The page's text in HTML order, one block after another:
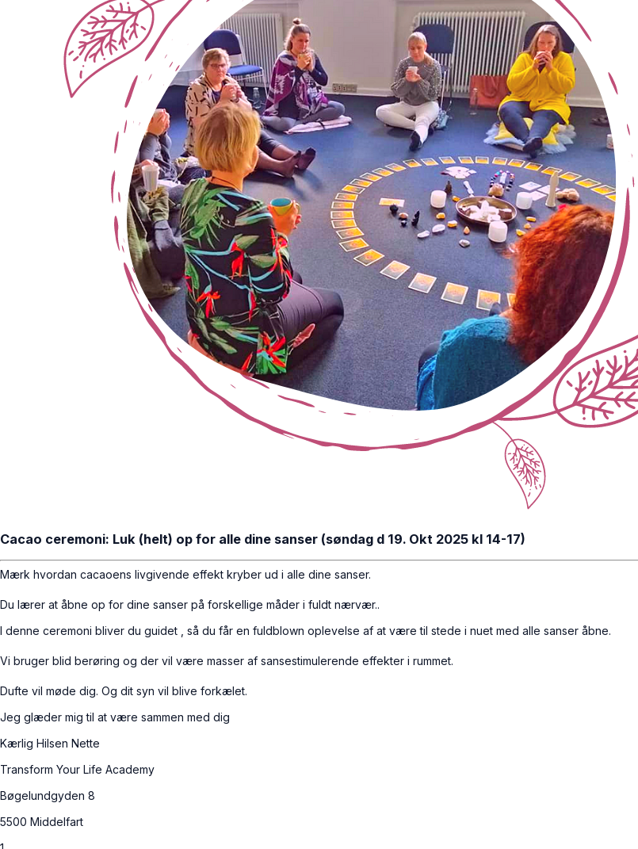
Cacao ceremoni: Luk (helt) op for alle dine sanser (søndag d 19. Okt 2025 kl 14-17)
Mærk hvordan cacaoens livgivende effekt kryber ud i alle dine sanser.
Du lærer at åbne op for dine sanser på forskellige måder i fuldt nærvær..
I denne ceremoni bliver du guidet , så du får en fuldblown oplevelse af at være til stede i nuet med alle sanser åbne.
Vi bruger blid berøring og der vil være masser af sansestimulerende effekter i rummet.
Dufte vil møde dig. Og dit syn vil blive forkælet.
Jeg glæder mig til at være sammen med dig
Kærlig Hilsen Nette
Transform Your Life Academy
Bøgelundgyden 8
5500 Middelfart